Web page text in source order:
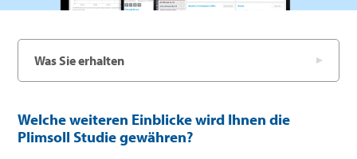
Was Sie erhalten
Welche weiteren Einblicke wird Ihnen die
Plimsoll Studie gewähren?